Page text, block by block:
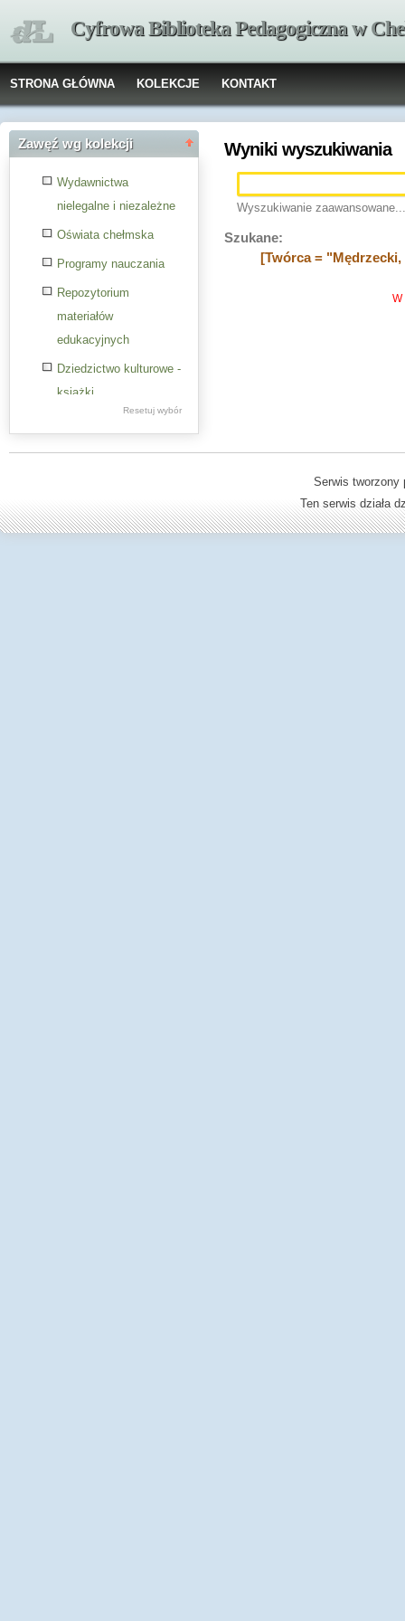
Cyfrowa Biblioteka Pedagogiczna w
STRONA GŁÓWNA KOLEKCJE KONTAKT
Zawęź wg kolekcji
Wydawnictwa
nielegalne i niezależne
Oświata chełmska
Programy nauczania
Repozytorium
materiałów
edukacyjnych
Dziedzictwo kulturowe -
książki
Resetuj wybór
Wyniki wyszukiwania
Wyszukiwanie zaawansowane...
Szukane:
[Twórca =
W
Serwis
Ten serwis działa